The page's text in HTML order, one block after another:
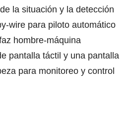
la situación y la detección
wire para piloto automático
hombre-máquina
pantalla táctil y una pantalla
para monitoreo y control